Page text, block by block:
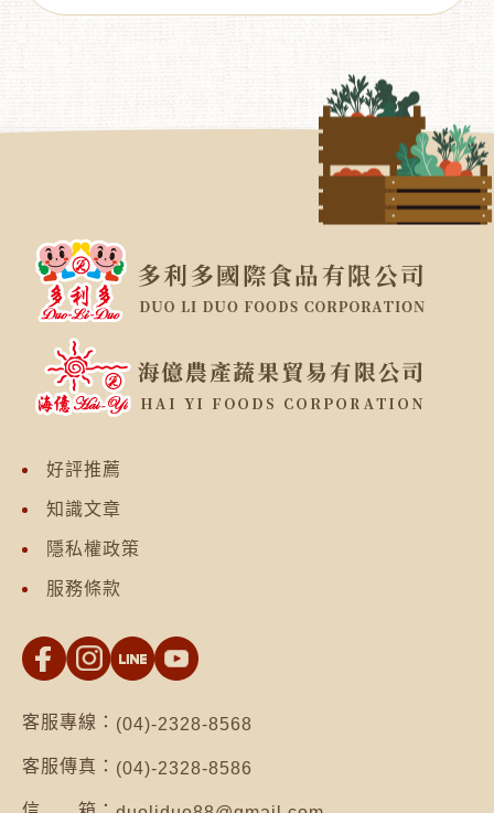
好評推薦
知識文章
隱私權政策
服務條款
客服專線： (04)-2328-8568
客服傳真： (04)-2328-8586